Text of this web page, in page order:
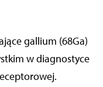
gallium (68Ga)
w diagnostyce